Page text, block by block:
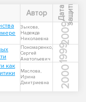
Автор Д
а
т
а
з
а
щ
и
т ы
Зыкова,
Надежда
Николаевна
2009
Пономаренко,
Сергей
Анатольевич
1999
как
Маслова,
Ирина
Дмитриевна
2000